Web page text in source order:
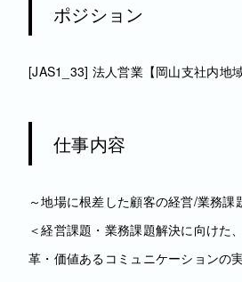
ポジション
[JAS1_33] 法人営業【岡山支社内地
仕事内容
～地場に根差した顧客の経営/業務課
＜経営課題・業務課題解決に向けた
革・価値あるコミュニケーションの